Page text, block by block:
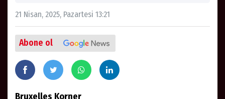
21 Nisan, 2025, Pazartesi 13:21
Abone ol
Bruxelles Korner